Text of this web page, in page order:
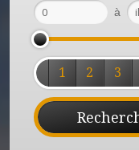
à
1 2 3